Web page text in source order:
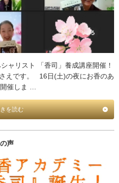
ャリスト 「香司」養成講座開催！
えです。 16日(土)の夜にお香のあ
催しま …
を読む
声